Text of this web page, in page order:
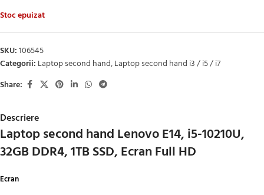
Stoc epuizat
SKU:106545
Categorii: Laptop second hand,Laptop second hand i3 / i5 / i7
Share:
Descriere
Laptop second hand Lenovo E14, i5-10210U,
32GB DDR4, 1TB SSD, Ecran Full HD
Ecran